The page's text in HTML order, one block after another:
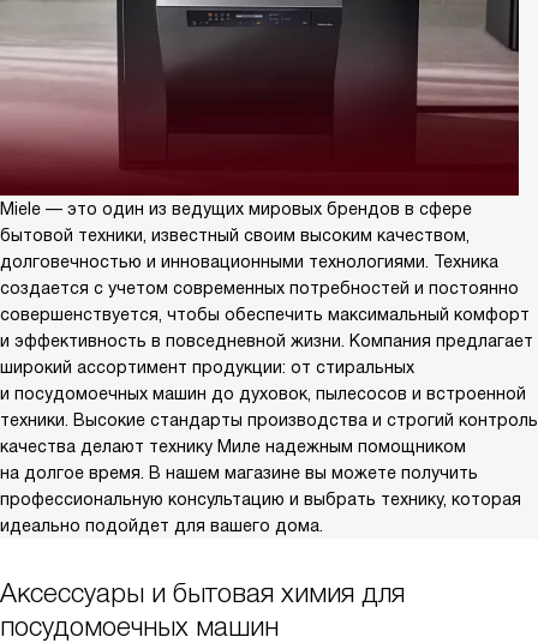
Miele — это один из ведущих мировых брендов в сфере
бытовой техники, известный своим высоким качеством,
долговечностью и инновационными технологиями. Техника
создается с учетом современных потребностей и постоянно
совершенствуется, чтобы обеспечить максимальный комфорт
и эффективность в повседневной жизни. Компания предлагает
широкий ассортимент продукции: от стиральных
и посудомоечных машин до духовок, пылесосов и встроенной
техники. Высокие стандарты производства и строгий контроль
качества делают технику Миле надежным помощником
на долгое время. В нашем магазине вы можете получить
профессиональную консультацию и выбрать технику, которая
идеально подойдет для вашего дома.
Аксессуары и бытовая химия для
посудомоечных машин